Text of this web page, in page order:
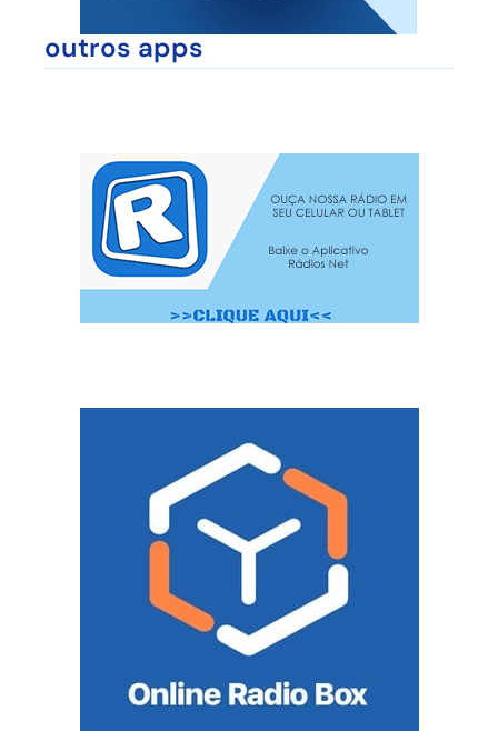
outros apps